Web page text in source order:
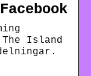
Island